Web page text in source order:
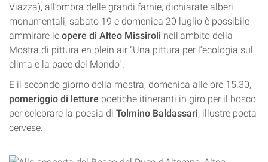
Viazza), all’ombra delle grandi farnie, dichiarate alberi
monumentali, sabato 19 e domenica 20 luglio è possibile
ammirare le opere di Alteo Missiroli nell’ambito della
Mostra di pittura en plein air “Una pittura per l’ecologia sul
clima e la pace del Mondo”.
E il secondo giorno della mostra, domenica alle ore 15.30,
pomeriggio di letture poetiche itineranti in giro per il bosco
per celebrare la poesia di Tolmino Baldassari, illustre poeta
cervese.